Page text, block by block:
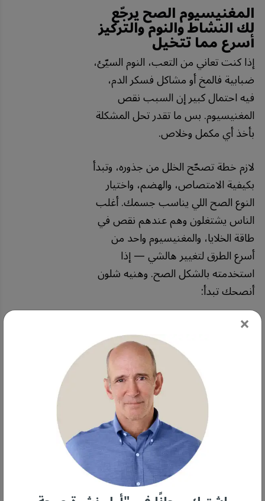
المغنيسيوم الصح يرجّع
لك النشاط والنوم والتركيز
أسرع مما تتخيل
إذا كنت تعاني من التعب، النوم السيّئ،
ضبابية فالمخ أو مشاكل فسكر الدم،
فيه احتمال كبير إن السبب نقص
المغنيسيوم. بس ما تقدر تحل المشكلة
بأخذ أي مكمل وخلاص.
لازم خطة تصحّح الخلل من جذوره، وتبدأ
بكيفية الامتصاص، والهضم، واختيار
النوع الصح اللي يناسب جسمك. أغلب
الناس يشتغلون وهم عندهم نقص في
طاقة الخلايا، والمغنيسيوم واحد من
أسرع الطرق لتغيير هالشي — إذا
استخدمته بالشكل الصح. وهنيه شلون
أنصحك تبدأ:
١. لا تعتمد على الأكل بروحه
لتغطية حاجتك من المغنيسيوم
لأن أغلب الناس عندهم نقص فيه.
حتى لو تاكل أكل كامل وعضوي، بعدك
ما بتحصل على الكفاية من المغنيسيوم.
التربة اللي نزرع فيها فقدت معادنها،
والمكسرات والبذور — رغم إنها غنية
بالمغنيسيوم — إلا إنها مليانة بحمض
اللينوليك، اللي يوقف إنتاج الطاقة ويزيد
×